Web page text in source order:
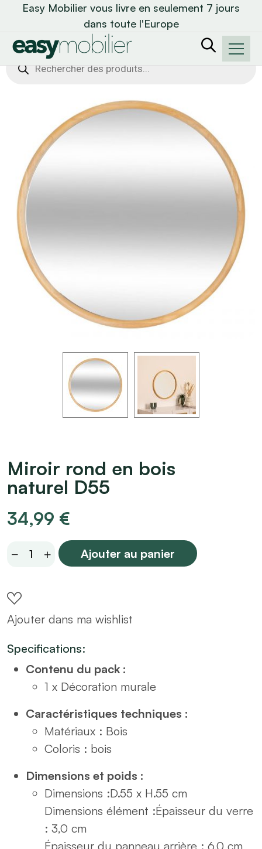
Easy Mobilier vous livre en seulement 7 jours
dans toute l'Europe
Recherche
de
Miroir rond en bois
naturel D55
34,99 €
Miroir
bois
naturel
quantity
Ajouter au panier
Ajouter dans ma wishlist
Specifications:
Contenu du pack :
1 x Décoration murale
Caractéristiques techniques :
Matériaux : Bois
Coloris : bois
Dimensions et poids :
Dimensions :D.55 x H.55 cm
Dimensions élément :Épaisseur du verre
: 3,0 cm
Épaisseur du panneau arrière : 6,0 cm